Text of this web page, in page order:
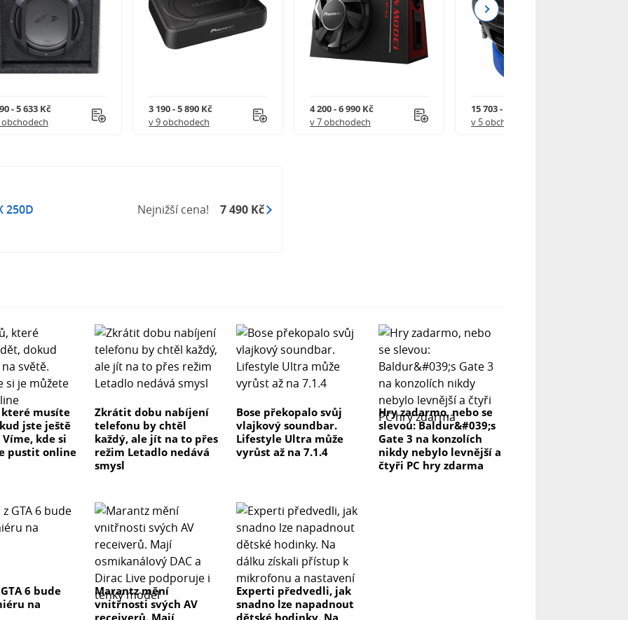
- 5 633 Kč
obchodech
3 190 - 5 890 Kč
v 9 obchodech
4 200 - 6 990 Kč
v 7 obchodech
15 703 - 20 082 Kč
v 5 obchodech
Next
250D Nejnižší cena! 7 490 Kč
musíte
jste ještě
kde si
pustit online
Zkrátit dobu nabíjení
telefonu by chtěl
každý, ale jít na to přes
režim Letadlo nedává
smysl
Bose překopalo svůj
vlajkový soundbar.
Lifestyle Ultra může
vyrůst až na 7.1.4
Hry zadarmo, nebo se
slevou: Baldur&#039;s
Gate 3 na konzolích
nikdy nebylo levnější a
čtyři PC hry zdarma
6 bude
na
Marantz mění
vnitřnosti svých AV
receiverů. Mají
Experti předvedli, jak
snadno lze napadnout
dětské hodinky. Na